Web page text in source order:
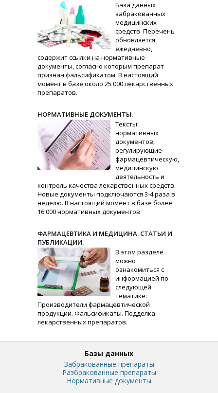
База данных
забракованных
медицинских
средств. Перечень
обновляется
ежедневно,
содержит ссылки на нормативные
документы, согласно которым препарат
признан фальсификатом. В настоящий
момент в базе около 25 000 лекарственных
препаратов.
НОРМАТИВНЫЕ ДОКУМЕНТЫ.
Тексты
нормативных
документов,
регулирующие
фармацевтическую,
медицинскую
деятельность и
контроль качества лекарственных средств.
Новые документы подключаются 3-4 раза в
неделю. В настоящий момент в базе более
16 000 нормативных документов.
ФАРМАЦЕВТИКА И МЕДИЦИНА. СТАТЬИ И
ПУБЛИКАЦИИ.
В этом разделе
можно
ознакомиться с
информацией по
следующей
тематике:
Производители фармацевтической
продукции. Фальсификаты. Подделка
лекарственных препаратов.
Базы данных
Забракованные препараты
Разбракованные препараты
Нормативные документы